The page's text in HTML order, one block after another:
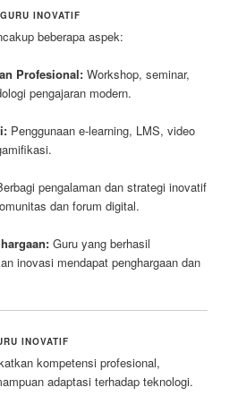
INOVATIF
beberapa aspek:
Profesional:Workshop, seminar,
pengajaran modern.
Penggunaan e-learning, LMS, video
pengalaman dan strategi inovatif
dan forum digital.
Guru yang berhasil
inovasi mendapat penghargaan dan
INOVATIF
kompetensi profesional,
adaptasi terhadap teknologi.